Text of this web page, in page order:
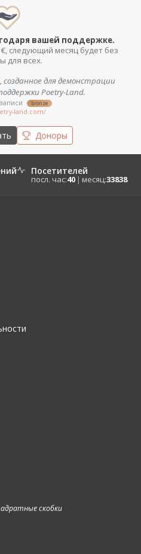
вашей поддержке.
следующий месяц будет без
для всех.
для демонстрации
Poetry-Land.
bronze
land.com/
Доноры
Посетителей
посл. час:40 | месяц:33838
скобки